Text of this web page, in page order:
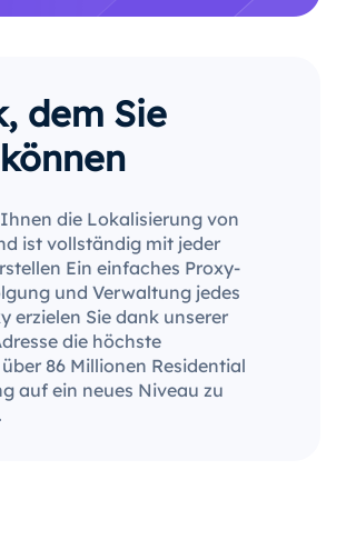
dem Sie
die Lokalisierung von
ist vollständig mit jeder
Ein einfaches Proxy-
und Verwaltung jedes
erzielen Sie dank unserer
die höchste
86 Millionen Residential
auf ein neues Niveau zu